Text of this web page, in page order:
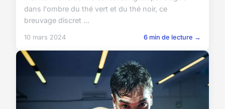
dans l'ombre du thé vert et du thé noir, ce
breuvage discret ...
10 mars 2024 6 min de lecture →